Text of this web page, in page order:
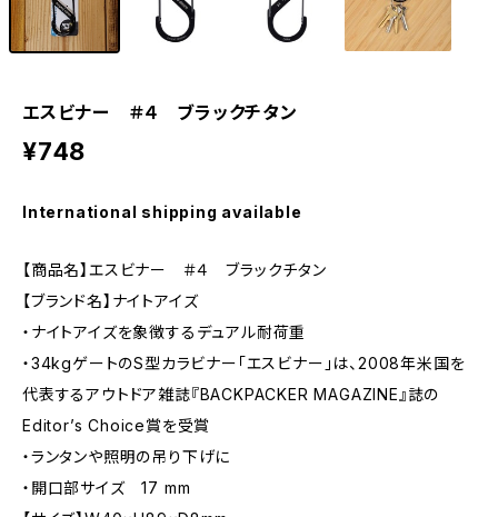
エスビナー ＃４ ブラックチタン
¥748
International shipping available
【商品名】エスビナー ＃４ ブラックチタン
【ブランド名】ナイトアイズ
・ナイトアイズを象徴するデュアル耐荷重
・34kgゲートのS型カラビナー「エスビナー」は、2008年米国を
代表するアウトドア雑誌『BACKPACKER MAGAZINE』誌の
Editor’s Choice賞を受賞
・ランタンや照明の吊り下げに
・開口部サイズ 17 mm